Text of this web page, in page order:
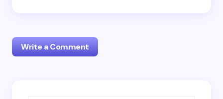
Write a Comment